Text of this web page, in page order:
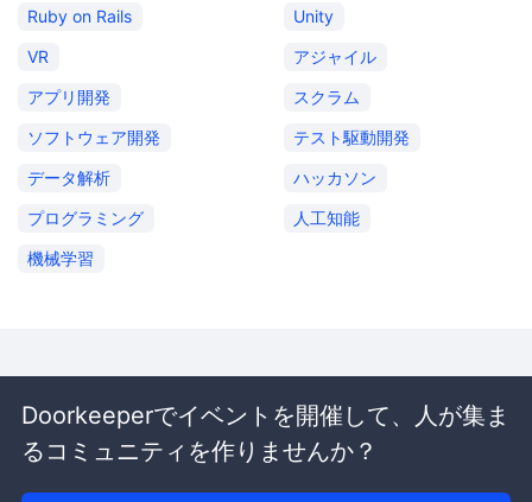
Ruby on Rails
Unity
VR
アジャイル
アプリ開発
スクラム
ソフトウェア開発
テスト駆動開発
データ解析
ハッカソン
プログラミング
人工知能
機械学習
Doorkeeperでイベントを開催して、人が集ま
るコミュニティを作りませんか？